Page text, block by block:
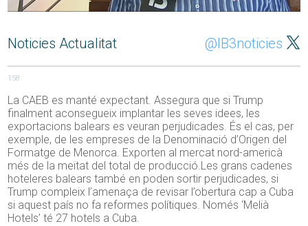
Noticies Actualitat @IB3noticies
158
La CAEB es manté expectant. Assegura que si Trump
finalment aconsegueix implantar les seves idees, les
exportacions balears es veuran perjudicades. És el cas, per
exemple, de les empreses de la Denominació d’Origen del
Formatge de Menorca. Exporten al mercat nord-americà
més de la meitat del total de producció.Les grans cadenes
hoteleres balears també en poden sortir perjudicades, si
Trump compleix l’amenaça de revisar l’obertura cap a Cuba
si aquest país no fa reformes polítiques. Només ‘Melià
Hotels’ té 27 hotels a Cuba.